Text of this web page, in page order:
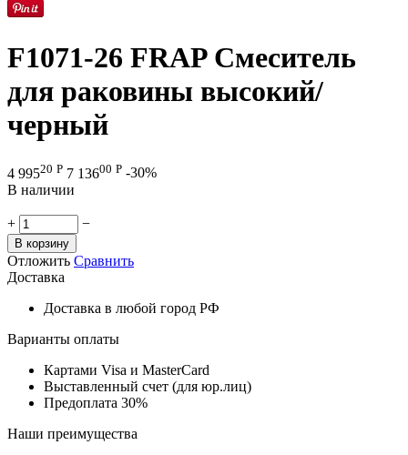
F1071-26 FRAP Смеситель
для раковины высокий/
черный
4 99520 Р 7 13600 Р -30%
В наличии
+ −
В корзину
Отложить Сравнить
Доставка
Доставка в любой город РФ
Варианты оплаты
Картами Visa и MasterCard
Выставленный счет (для юр.лиц)
Предоплата 30%
Наши преимущества